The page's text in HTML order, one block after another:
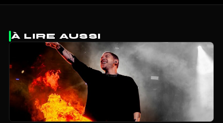
À LIRE AUSSI